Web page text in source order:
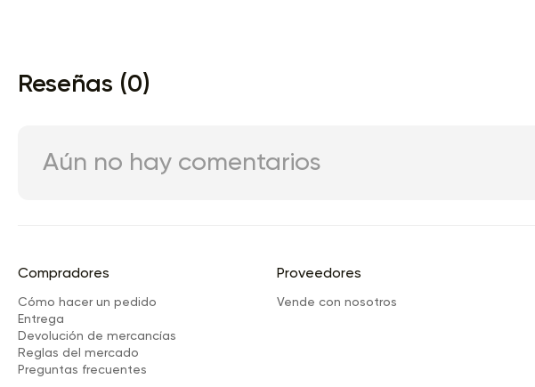
Reseñas (0)
Aún no hay comentarios
Compradores
Cómo hacer un pedido
Entrega
Devolución de mercancías
Reglas del mercado
Preguntas frecuentes
Proveedores
Vende con nosotros